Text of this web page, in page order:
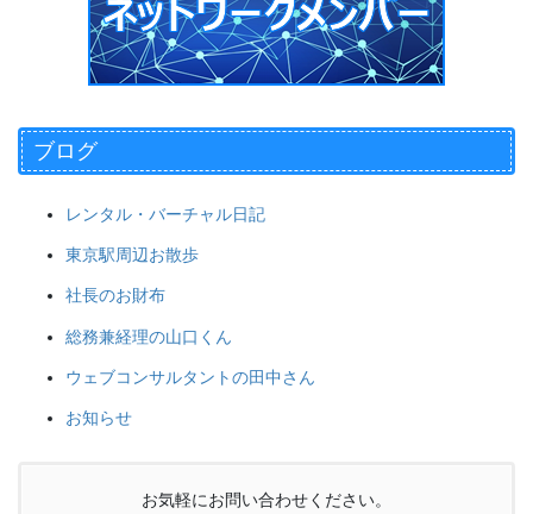
ブログ
レンタル・バーチャル日記
東京駅周辺お散歩
社長のお財布
総務兼経理の山口くん
ウェブコンサルタントの田中さん
お知らせ
お気軽にお問い合わせください。